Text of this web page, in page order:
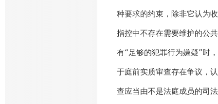
种要求的约束，除非它认为
指控中不存在需要维护的公
有“足够的犯罪行为嫌疑”时
于庭前实质审查存在争议，
查应当由不是法庭成员的司